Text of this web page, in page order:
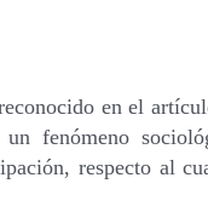
en el
un fenómeno
respecto al